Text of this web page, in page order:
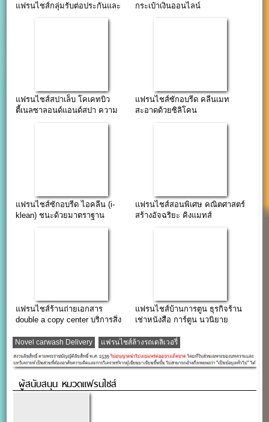
แฟรนไชส์กลุ่มรับต่อประกันและ
กระเป๋าเงินออนไลน์
แฟรนไชส์สปาเล็บ โคเคทบิว
ตี้เนลซาลอนด์แอนด์สปา ความ
แฟรนไชส์ซักอบรีด คลีนเมท
สะอาดด้วยซิลิโคน
แฟรนไชส์ซักอบรีด ไอคลีน (i-
klean) ชนะด้วยมาตราฐาน
แฟรนไชส์สอนพิเศษ คณิตศาสตร์
สร้างอัจฉริยะ คิงแมทส์
แฟรนไชส์ร้านถ่ายเอกสาร
double a copy center บริการสิ่ง
แฟรนไชส์บ้านการตูน ธุรกิจร้าน
เช่าหนังสือ การ์ตูน นวนิยาย
Novel carwash Delivery แฟรนไชส์ล้างรถเดลิเวอรี่
ผู้สนับสนุน หมวดแฟรนไชส์